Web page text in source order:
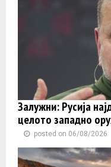
Залужни: Русија
целото западно
posted on 06/08/2026